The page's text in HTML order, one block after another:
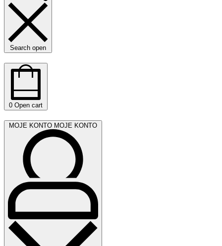
Search open
0 Open cart
MOJE KONTO MOJE KONTO